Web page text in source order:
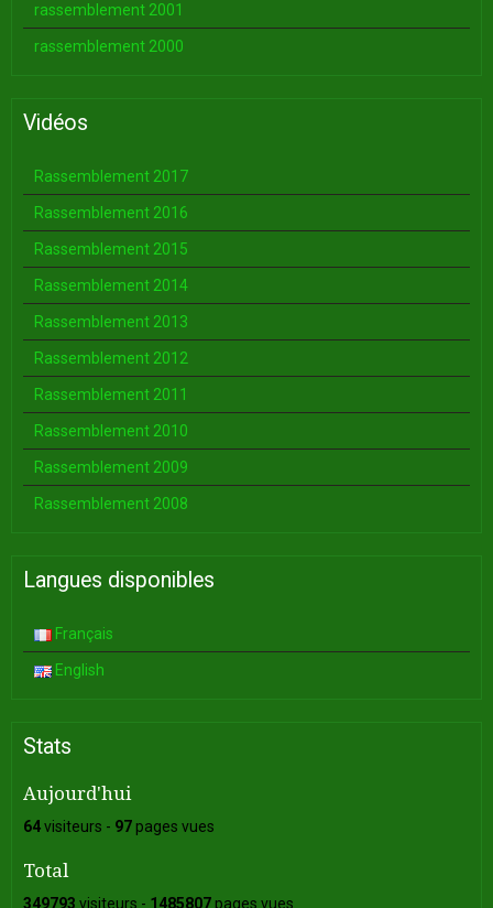
rassemblement 2001
rassemblement 2000
Vidéos
Rassemblement 2017
Rassemblement 2016
Rassemblement 2015
Rassemblement 2014
Rassemblement 2013
Rassemblement 2012
Rassemblement 2011
Rassemblement 2010
Rassemblement 2009
Rassemblement 2008
Langues disponibles
Français
English
Stats
Aujourd'hui
64visiteurs - 97pages vues
Total
349793 visiteurs - 1485807pages vues